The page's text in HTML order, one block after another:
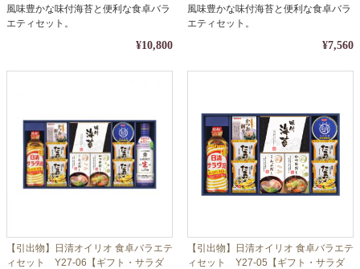
風味豊かな味付海苔と便利な食卓バラ
エティセット。
¥10,800
風味豊かな味付海苔と便利な食卓バラ
エティセット。
¥7,560
【引出物】日清オイリオ 食卓バラエテ
ィセット Y27-06【ギフト・サラダ
【引出物】日清オイリオ 食卓バラエテ
ィセット Y27-05【ギフト・サラダ